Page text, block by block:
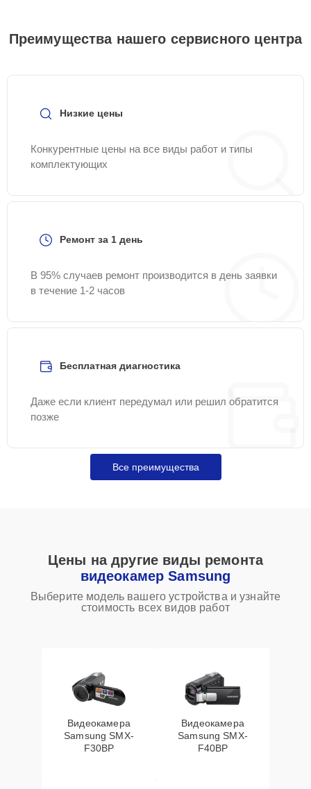
Преимущества нашего сервисного центра
Низкие цены
Конкурентные цены на все виды работ и типы
комплектующих
Ремонт за 1 день
В 95% случаев ремонт производится в день заявки
в течение 1-2 часов
Бесплатная диагностика
Даже если клиент передумал или решил обратится
позже
Все преимущества
Цены на другие виды ремонта
видеокамер Samsung
Выберите модель вашего устройства и узнайте
стоимость всех видов работ
Видеокамера
Samsung SMX-
F30BP
Видеокамера
Samsung SMX-
F40BP